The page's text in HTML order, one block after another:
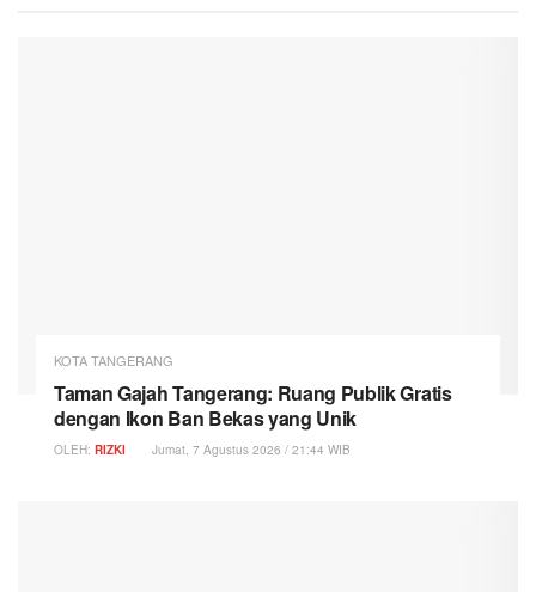
KOTA TANGERANG
Taman Gajah Tangerang: Ruang Publik Gratis
dengan Ikon Ban Bekas yang Unik
OLEH: RIZKI Jumat, 7 Agustus 2026 / 21:44 WIB